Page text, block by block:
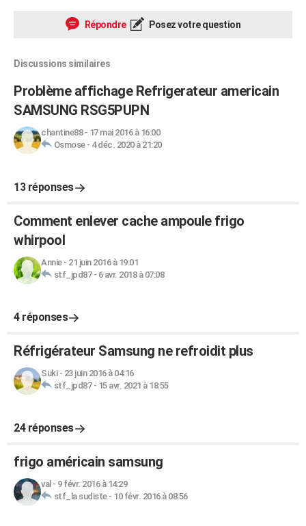
Répondre Posez votre question
Discussions similaires
Problème affichage Refrigerateur americain
SAMSUNG RSG5PUPN
chantine88- 17 mai 2016 à 16:00
Osmose- 4 déc. 2020 à 21:20
13 réponses
Comment enlever cache ampoule frigo
whirpool
Annie- 21 juin 2016 à 19:01
stf_jpd87- 6 avr. 2018 à 07:08
4 réponses
Réfrigérateur Samsung ne refroidit plus
Suki- 23 juin 2016 à 04:16
stf_jpd87- 15 avr. 2021 à 18:55
24 réponses
frigo américain samsung
val - 9 févr. 2016 à 14:29
stf_la sudiste- 10 févr. 2016 à 08:56